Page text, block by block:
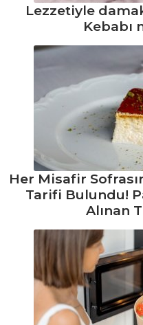
Tarifi, Nasıl Yapılır?
Tüm Tarifleri
MASTERCHEF
Dil Balığı Şiş
Tarifi, Nasıl Yapılır?
Chili Con Carne
Tarifi, Nasıl Yapılır?
Mevlevi Pilavı
(Hassaten Lokma
Tarifi, Nasıl Yapılır?)
Masterchef Tüm
Tarifleri
Lezzetiyle
Kebabı
Her Misafir
Tarifi Bulundu!
Alınan